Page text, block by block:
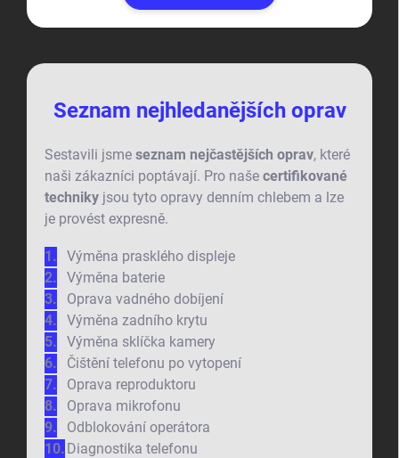
Seznam nejhledanějších oprav
Sestavili jsme seznam nejčastějších oprav, které
naši zákazníci poptávají. Pro naše certifikované
techniky jsou tyto opravy denním chlebem a lze
je provést expresně.
Výměna prasklého displeje
Výměna baterie
Oprava vadného dobíjení
Výměna zadního krytu
Výměna sklíčka kamery
Čištění telefonu po vytopení
Oprava reproduktoru
Oprava mikrofonu
Odblokování operátora
Diagnostika telefonu